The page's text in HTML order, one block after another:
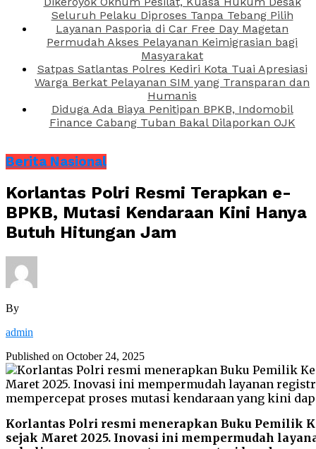
Seluruh Pelaku Diproses Tanpa Tebang Pilih
Layanan Pasporia di Car Free Day Magetan
Permudah Akses Pelayanan Keimigrasian bagi
Masyarakat
Satpas Satlantas Polres Kediri Kota Tuai Apresiasi
Warga Berkat Pelayanan SIM yang Transparan dan
Humanis
Diduga Ada Biaya Penitipan BPKB, Indomobil
Finance Cabang Tuban Bakal Dilaporkan OJK
Berita Nasional
Korlantas Polri Resmi Terapkan e-
BPKB, Mutasi Kendaraan Kini Hanya
Butuh Hitungan Jam
By
admin
Published on October 24, 2025
Korlantas Polri resmi menerapkan Buku Pemilik
sejak Maret 2025. Inovasi ini mempermudah